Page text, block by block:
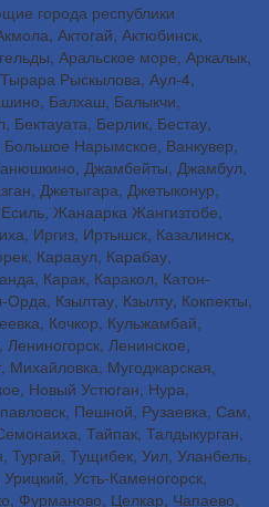
города республики
Актогай, Актюбинск,
Аральское море, Аркалык,
Рыскылова, Аул-4,
Балхаш, Балыкчи,
Бектауата, Берлик, Бестау,
Нарымское, Ванкувер,
Джамбейты, Джамбул,
Джетыгара, Джетыконур,
Жанаарка Жангизтобе,
Иргиз, Иртышск, Казалинск,
Карааул, Карабау,
Карак, Каракол, Катон-
Кзылтау, Кзылту, Кокпекты,
Кочкор, Кульжамбай,
Ленинское,
Михайловка, Мугоджарская,
Новый Устюган, Нура,
Пешной, Рузаевка, Сам,
Тайпак, Талдыкурган,
Тургай, Тущибек, Уил, Уланбель,
Усть-Каменогорск,
Фурманово, Целкар, Чапаево,